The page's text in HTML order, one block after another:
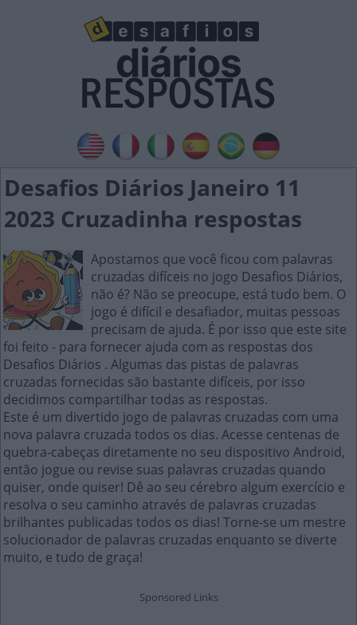
Desafios Diários Janeiro 11
2023 Cruzadinha respostas
Apostamos que você ficou com palavras
cruzadas difíceis no jogo Desafios Diários,
não é? Não se preocupe, está tudo bem. O
jogo é difícil e desafiador, muitas pessoas
precisam de ajuda. É por isso que este site
foi feito - para fornecer ajuda com as respostas dos
Desafios Diários . Algumas das pistas de palavras
cruzadas fornecidas são bastante difíceis, por isso
decidimos compartilhar todas as respostas.
Este é um divertido jogo de palavras cruzadas com uma
nova palavra cruzada todos os dias. Acesse centenas de
quebra-cabeças diretamente no seu dispositivo Android,
então jogue ou revise suas palavras cruzadas quando
quiser, onde quiser! Dê ao seu cérebro algum exercício e
resolva o seu caminho através de palavras cruzadas
brilhantes publicadas todos os dias! Torne-se um mestre
solucionador de palavras cruzadas enquanto se diverte
muito, e tudo de graça!